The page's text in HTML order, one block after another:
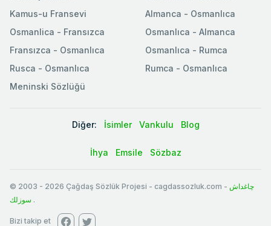
Kamus-u Fransevi
Osmanlica - Fransızca
Fransızca - Osmanlıca
Rusca - Osmanlıca
Meninski Sözlüğü
Almanca - Osmanlıca
Osmanlıca - Almanca
Osmanlıca - Rumca
Rumca - Osmanlıca
Diğer: İsimler Vankulu Blog
İhya Emsile Sözbaz
© 2003 - 2026 Çağdaş Sözlük Projesi - cagdassozluk.com - چاغداش
سوزلك .
Bizi takip et